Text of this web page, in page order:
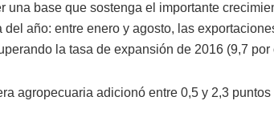
una base que sostenga el importante
del año: entre enero y agosto, las
la tasa de expansión de 2016 (9,7 por
agropecuaria adicionó entre 0,5 y 2,3